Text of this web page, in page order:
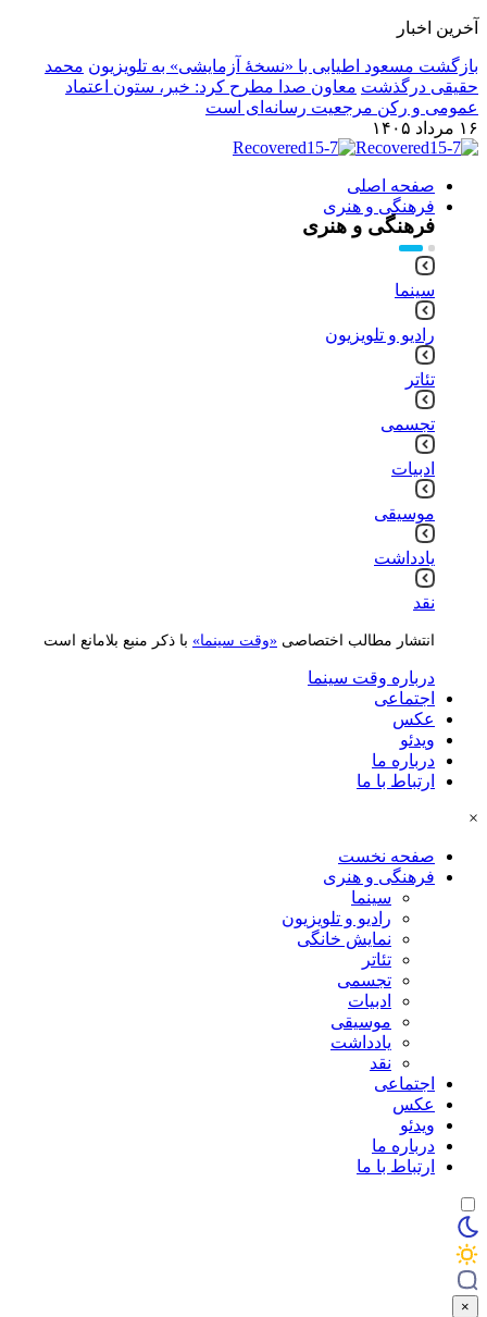
آخرین اخبار
بازگشت مسعود اطیابی با «نسخهٔ آزمایشی» به تلویزیون محمد
حقیقی درگذشت معاون صدا مطرح کرد: خبر، ستون اعتماد
عمومی و رکن مرجعیت رسانه‌ای است
۱۶ مرداد ۱۴۰۵
صفحه اصلی
فرهنگی و هنری
فرهنگی و هنری
سینما
رادیو و تلویزیون
تئاتر
تجسمی
ادبیات
موسیقی
یادداشت
نقد
انتشار مطالب اختصاصی «وقت سینما» با ذکر منبع بلامانع است
درباره وقت سینما
اجتماعی
عکس
ویدئو
درباره ما
ارتباط با ما
×
صفحه نخست
فرهنگی و هنری
سینما
رادیو و تلویزیون
نمایش خانگی
تئاتر
تجسمی
ادبیات
موسیقی
یادداشت
نقد
اجتماعی
عکس
ویدئو
درباره ما
ارتباط با ما
×